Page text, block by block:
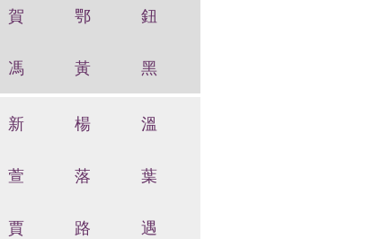
賀 鄂 鈕
馮 黃 黑
新 楊 溫
萱 落 葉
賈 路 遇